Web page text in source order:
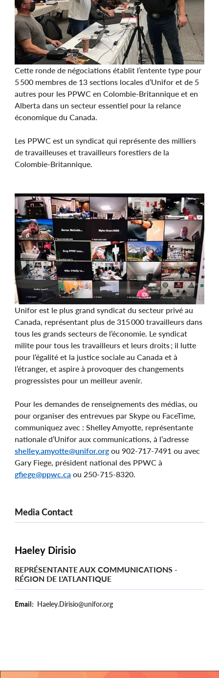
Cette ronde de négociations établit l’entente type pour
5 500 membres de 13 sections locales d’Unifor et de 5
autres pour les PPWC en Colombie-Britannique et en
Alberta dans un secteur essentiel pour la relance
économique du Canada.
Les PPWC est un syndicat qui représente des milliers
de travailleuses et travailleurs forestiers de la
Colombie-Britannique.
Unifor est le plus grand syndicat du secteur privé au
Canada, représentant plus de 315 000 travailleurs dans
tous les grands secteurs de l’économie. Le syndicat
milite pour tous les travailleurs et leurs droits ; il lutte
pour l’égalité et la justice sociale au Canada et à
l’étranger, et aspire à provoquer des changements
progressistes pour un meilleur avenir.
Pour les demandes de renseignements des médias, ou
pour organiser des entrevues par Skype ou FaceTime,
communiquez avec : Shelley Amyotte, représentante
nationale d’Unifor aux communications, à l’adresse
shelley.amyotte@unifor.org ou 902-717-7491 ou avec
Gary Fiege, président national des PPWC à
gfiege@ppwc.ca ou 250-715-8320.
Media Contact
Haeley Dirisio
REPRÉSENTANTE AUX COMMUNICATIONS -
RÉGION DE L'ATLANTIQUE
Email Haeley.Dirisio@unifor.org